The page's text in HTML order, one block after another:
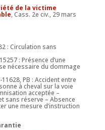
de la victime
, Cass. 2e civ., 29 mars
: Circulation sans
: Présence d’une
nécessaire du dommage
PB : Accident entre
à cheval sur la voie
acceptée –
sans réserve – Absence
une mesure d’instruction